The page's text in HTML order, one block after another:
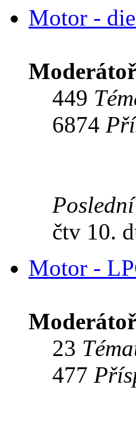
Motor -
449
6874
čtv 10.
Motor -
23
477